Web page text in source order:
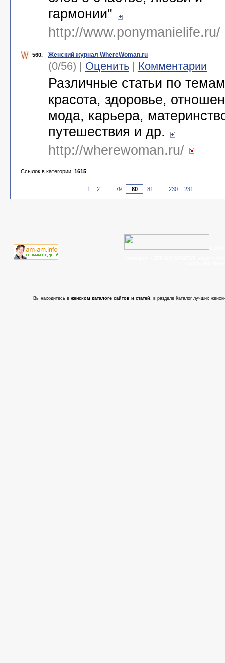
гармонии"
http://www.ponymanielife.ru/
560. Женский журнал WhereWoman.ru
(0/56) | Оценить | Комментарии
Различные статьи по
красота, здоровье,
мода, карьера,
путешествия и др.
http://wherewoman.ru/
Ссылок в категории: 1615
1 2 79 81 230 231
Вы находитесь в женском каталоге сайтов и статей, в разделе Каталог лучших